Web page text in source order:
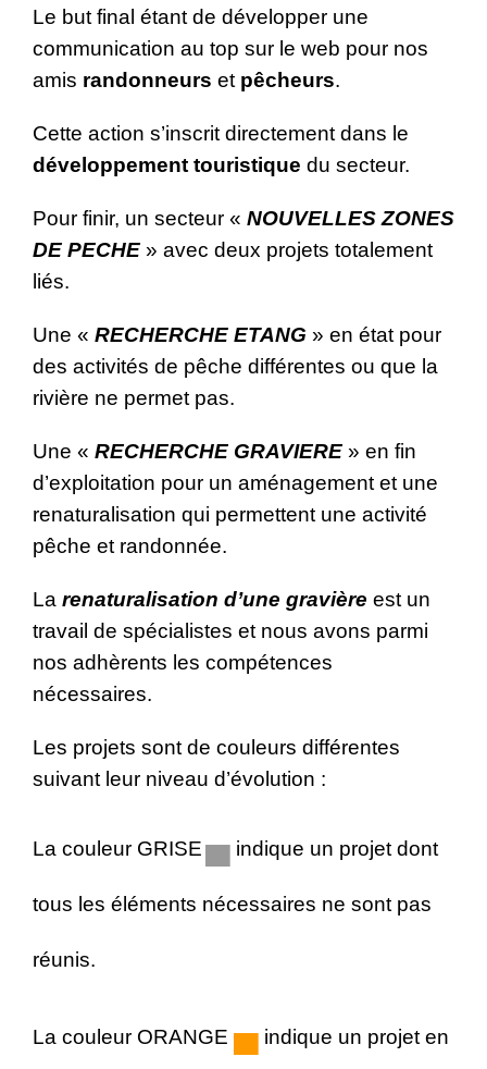
Le but final étant de développer une
communication au top sur le web pour nos
amis randonneurs et pêcheurs.
Cette action s’inscrit directement dans le
développement touristique du secteur.
Pour finir, un secteur « NOUVELLES ZONES
DE PECHE » avec deux projets totalement
liés.
Une « RECHERCHE ETANG » en état pour
des activités de pêche différentes ou que la
rivière ne permet pas.
Une « RECHERCHE GRAVIERE » en fin
d’exploitation pour un aménagement et une
renaturalisation qui permettent une activité
pêche et randonnée.
La renaturalisation d’une gravière est un
travail de spécialistes et nous avons parmi
nos adhèrents les compétences
nécessaires.
Les projets sont de couleurs différentes
suivant leur niveau d’évolution :
La couleur GRISE▄ indique un projet dont
tous les éléments nécessaires ne sont pas
réunis.
La couleur ORANGE ▄ indique un projet en